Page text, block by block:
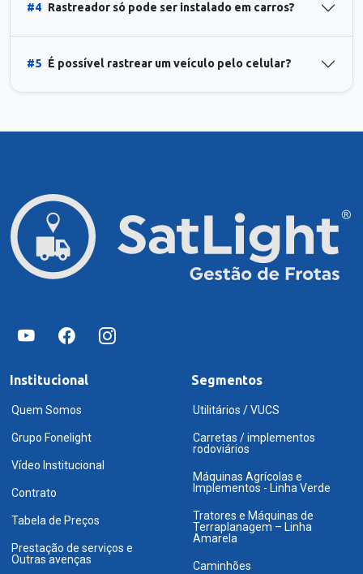
#4 Rastreador só pode ser instalado em carros?
#5 É possível rastrear um veículo pelo celular?
Institucional
Quem Somos
Grupo Fonelight
Vídeo Institucional
Contrato
Tabela de Preços
Prestação de serviços e
Outras avenças
Segmentos
Utilitários / VUCS
Carretas / implementos
rodoviários
Máquinas Agrícolas e
Implementos - Linha Verde
Tratores e Máquinas de
Terraplanagem – Linha
Amarela
Caminhões